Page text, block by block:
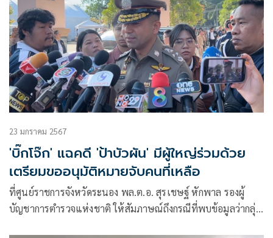
23 มกราคม 2567
'บิ๊กโจ๊ก' แฉคดี 'ป้าบัวผัน' มีผู้ใหญ่ร่วมด้วย
เตรียมขออนุมัติหมายจับคนที่เหลือ
ที่ศูนย์ราชการจังหวัดระนอง พล.ต.อ. สุรเชษฐ์ หักพาล รองผู้
บัญชาการตำรวจแห่งชาติ ให้สัมภาษณ์ถึงกรณีที่พบข้อมูลว่ากลุ่ม